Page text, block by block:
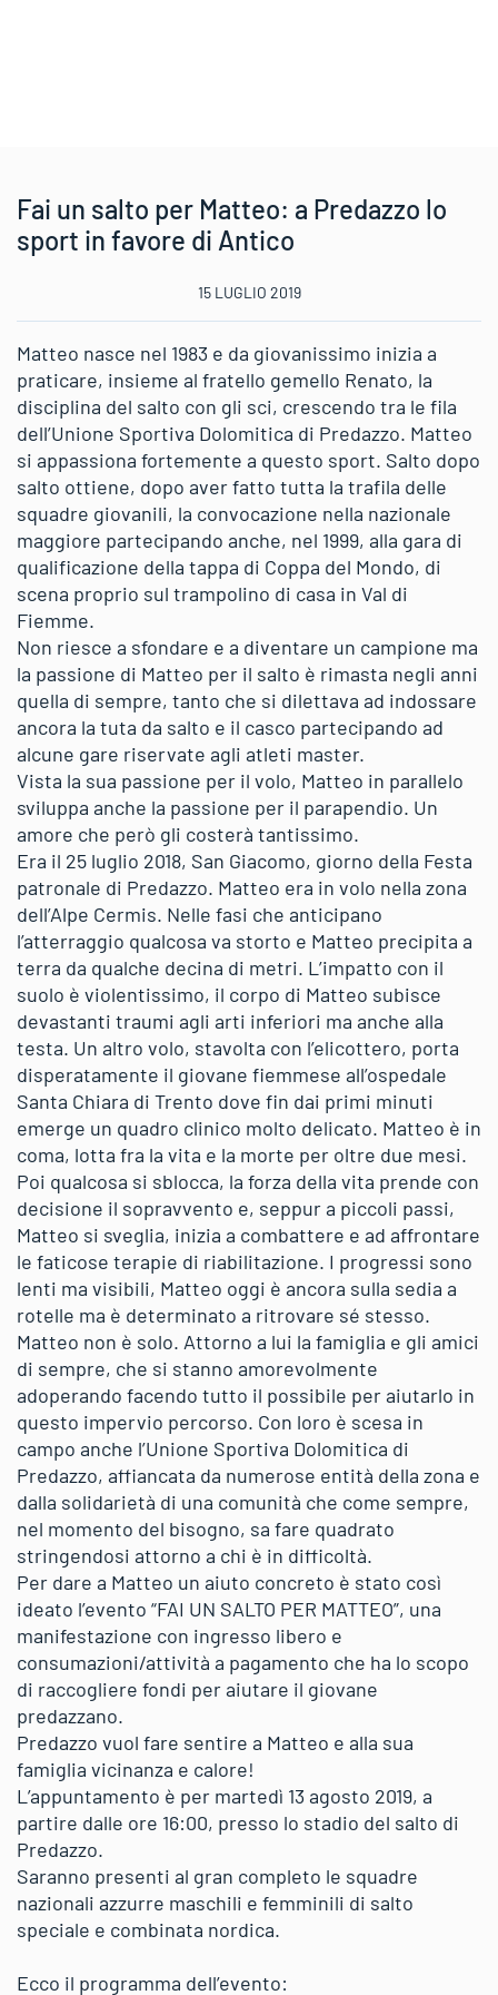
Fai un salto per Matteo: a Predazzo lo
sport in favore di Antico
15 LUGLIO 2019
Matteo nasce nel 1983 e da giovanissimo inizia a
praticare, insieme al fratello gemello Renato, la
disciplina del salto con gli sci, crescendo tra le fila
dell’Unione Sportiva Dolomitica di Predazzo. Matteo
si appassiona fortemente a questo sport. Salto dopo
salto ottiene, dopo aver fatto tutta la trafila delle
squadre giovanili, la convocazione nella nazionale
maggiore partecipando anche, nel 1999, alla gara di
qualificazione della tappa di Coppa del Mondo, di
scena proprio sul trampolino di casa in Val di
Fiemme.
Non riesce a sfondare e a diventare un campione ma
la passione di Matteo per il salto è rimasta negli anni
quella di sempre, tanto che si dilettava ad indossare
ancora la tuta da salto e il casco partecipando ad
alcune gare riservate agli atleti master.
Vista la sua passione per il volo, Matteo in parallelo
sviluppa anche la passione per il parapendio. Un
amore che però gli costerà tantissimo.
Era il 25 luglio 2018, San Giacomo, giorno della Festa
patronale di Predazzo. Matteo era in volo nella zona
dell’Alpe Cermis. Nelle fasi che anticipano
l’atterraggio qualcosa va storto e Matteo precipita a
terra da qualche decina di metri. L’impatto con il
suolo è violentissimo, il corpo di Matteo subisce
devastanti traumi agli arti inferiori ma anche alla
testa. Un altro volo, stavolta con l’elicottero, porta
disperatamente il giovane fiemmese all’ospedale
Santa Chiara di Trento dove fin dai primi minuti
emerge un quadro clinico molto delicato. Matteo è in
coma, lotta fra la vita e la morte per oltre due mesi.
Poi qualcosa si sblocca, la forza della vita prende con
decisione il sopravvento e, seppur a piccoli passi,
Matteo si sveglia, inizia a combattere e ad affrontare
le faticose terapie di riabilitazione. I progressi sono
lenti ma visibili, Matteo oggi è ancora sulla sedia a
rotelle ma è determinato a ritrovare sé stesso.
Matteo non è solo. Attorno a lui la famiglia e gli amici
di sempre, che si stanno amorevolmente
adoperando facendo tutto il possibile per aiutarlo in
questo impervio percorso. Con loro è scesa in
campo anche l’Unione Sportiva Dolomitica di
Predazzo, affiancata da numerose entità della zona e
dalla solidarietà di una comunità che come sempre,
nel momento del bisogno, sa fare quadrato
stringendosi attorno a chi è in difficoltà.
Per dare a Matteo un aiuto concreto è stato così
ideato l’evento “FAI UN SALTO PER MATTEO”, una
manifestazione con ingresso libero e
consumazioni/attività a pagamento che ha lo scopo
di raccogliere fondi per aiutare il giovane
predazzano.
Predazzo vuol fare sentire a Matteo e alla sua
famiglia vicinanza e calore!
L’appuntamento è per martedì 13 agosto 2019, a
partire dalle ore 16:00, presso lo stadio del salto di
Predazzo.
Saranno presenti al gran completo le squadre
nazionali azzurre maschili e femminili di salto
speciale e combinata nordica.
Ecco il programma dell’evento: